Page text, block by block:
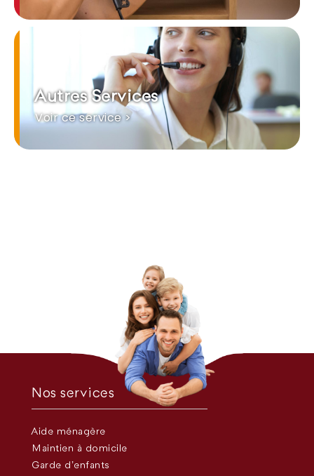
Autres Services
Voir ce service >
Nos services
Aide ménagère
Maintien à domicile
Garde d’enfants